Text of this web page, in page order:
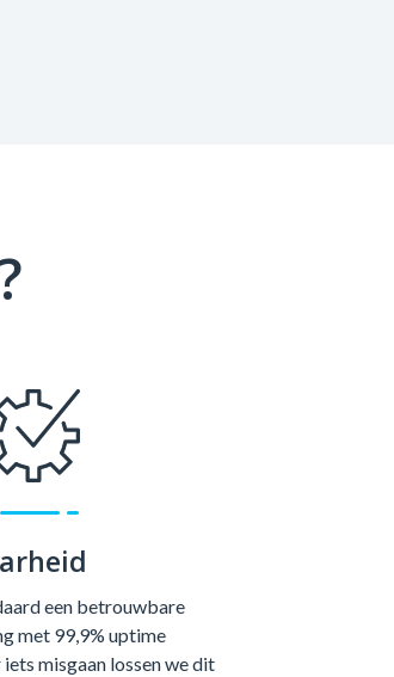
een betrouwbare
met 99,9% uptime
misgaan lossen we dit